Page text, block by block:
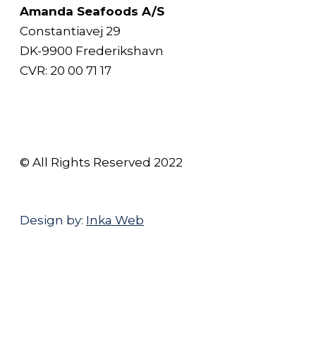
Amanda Seafoods A/S
Constantiavej 29
DK-9900 Frederikshavn
CVR: 20 00 71 17
© All Rights Reserved 2022
Design by: Inka Web